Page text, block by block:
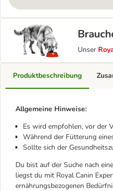
Unser
Produktbeschreibung
Allgemeine Hinweise:
Es wird empfohlen, vor der
Während der Fütterung
Sollte sich der
Du bist auf der Suche nach
liegst du mit Royal Canin
ernährungsbezogenen